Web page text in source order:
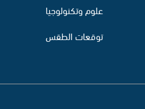
علوم وتكنولوجيا
توقعات الطقس